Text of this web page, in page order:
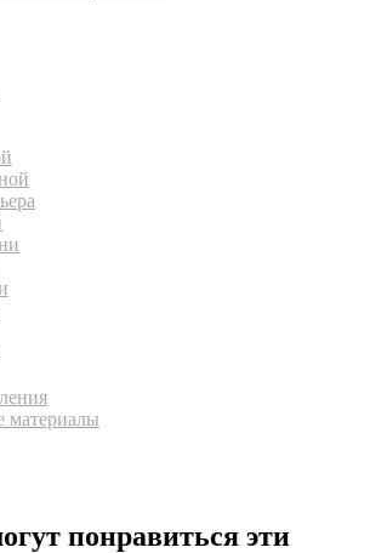
материалы
понравиться эти